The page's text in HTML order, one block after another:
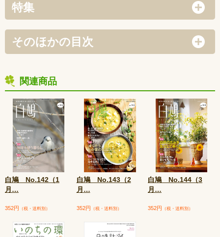
特集
そのほかの目次
関連商品
白鳩 No.142（1
月…
352円 （税・送料別）
白鳩 No.143（2
月…
352円 （税・送料別）
白鳩 No.144（3
月…
352円 （税・送料別）